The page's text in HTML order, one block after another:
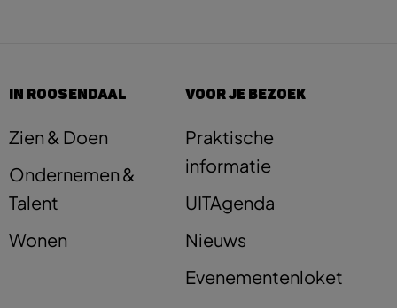
IN ROOSENDAAL
Zien & Doen
Ondernemen &
Talent
Wonen
VOOR JE BEZOEK
Praktische
informatie
UITAgenda
Nieuws
Evenementenloket